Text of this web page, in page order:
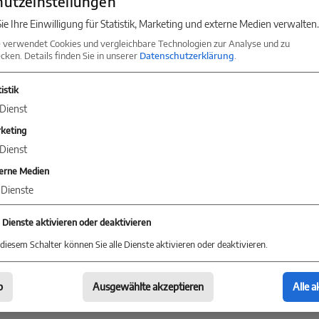
erfahrenes Team ist immer auf dem neuesten
Sie gerne bei der Suche nach einer
Verkauf oder Umnutzung Ihrer bestehenden
KONTAKT
Sie jetzt Kontakt mit einer Niederlassung in Ihrer
Ihre Einwilligung für Statistik, Marketing und externe Medien verwalten.
Cookies und vergleichbare Technologien zur Analyse und zu
Details finden Sie in unserer Datenschutzerklärung.
Dienst
Dienst
Medien
Dienste
Dienste aktivieren oder deaktivieren
Schalter können Sie alle Dienste aktivieren oder deaktivieren.
Ausgewählte akzeptieren Alle